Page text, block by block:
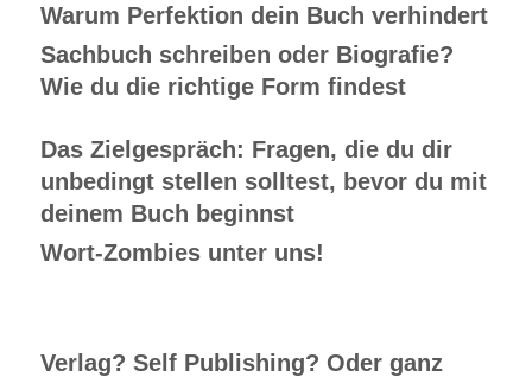
Warum Perfektion dein Buch verhindert
Sachbuch schreiben oder Biografie?
Wie du die richtige Form findest
Das Zielgespräch: Fragen, die du dir
unbedingt stellen solltest, bevor du mit
deinem Buch beginnst
Wort-Zombies unter uns!
Verlag? Self Publishing? Oder ganz